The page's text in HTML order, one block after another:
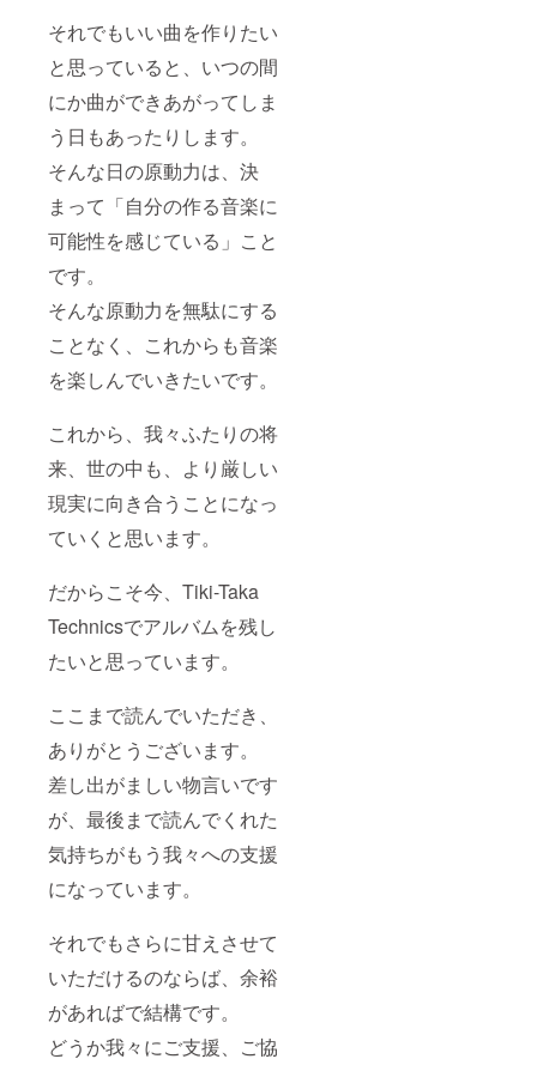
それでもいい曲を作りたい
と思っていると、いつの間
にか曲ができあがってしま
う日もあったりします。
そんな日の原動力は、決
まって「自分の作る音楽に
可能性を感じている」こと
です。
そんな原動力を無駄にする
ことなく、これからも音楽
を楽しんでいきたいです。
これから、我々ふたりの将
来、世の中も、より厳しい
現実に向き合うことになっ
ていくと思います。
だからこそ今、Tiki-Taka
Technicsでアルバムを残し
たいと思っています。
ここまで読んでいただき、
ありがとうございます。
差し出がましい物言いです
が、最後まで読んでくれた
気持ちがもう我々への支援
になっています。
それでもさらに甘えさせて
いただけるのならば、余裕
があればで結構です。
どうか我々にご支援、ご協